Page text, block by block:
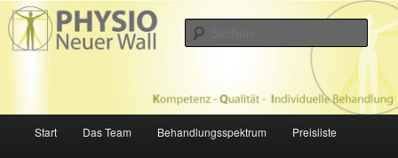
Zum
primären
Inhalt
PHYSIOTHERAPIE NEUER WALL
Physiotherapie in Hamburg
Start Das Team Behandlungsspektrum Preisliste